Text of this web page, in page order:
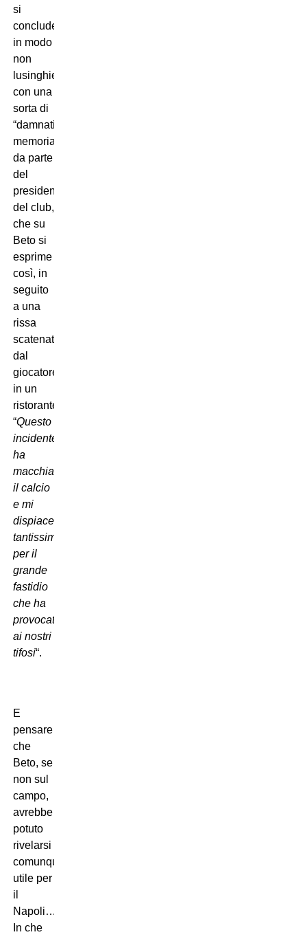
si
concluderà
in modo
non
lusinghiero,
con una
sorta di
“damnatio
memoriae”
da parte
del
presidente
del club,
che su
Beto si
esprime
così, in
seguito
a una
rissa
scatenata
dal
giocatore
in un
ristorante:
“Questo
incidente
ha
macchiato
il calcio
e mi
dispiace
tantissimo
per il
grande
fastidio
che ha
provocato
ai nostri
tifosi“.
E
pensare
che
Beto, se
non sul
campo,
avrebbe
potuto
rivelarsi
comunque
utile per
il
Napoli…
In che